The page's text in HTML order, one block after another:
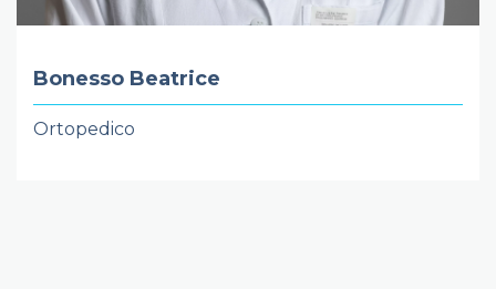
Bonesso Beatrice
Ortopedico